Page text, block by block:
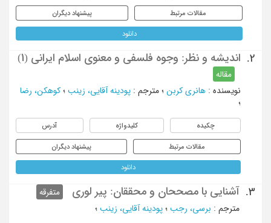
مقالات مرتبط پیشنهاد دیگران
دانلود
2. اندیشه و نظر: وجوه فلسفی و معنوی اسلام ایرانی (1)
مقاله
نویسنده : هانری کربن ؛ مترجم : پودینه آقایی، زینب ؛ کوهکن، رضا
؛
چکیده کلیدواژه آدرس
مقالات مرتبط پیشنهاد دیگران
دانلود
3. آشنایی با مصححان و محققان: پیر لوری
متفرقه
مترجم : برسی، رجب ؛ پودینه آقایی، زینب ؛